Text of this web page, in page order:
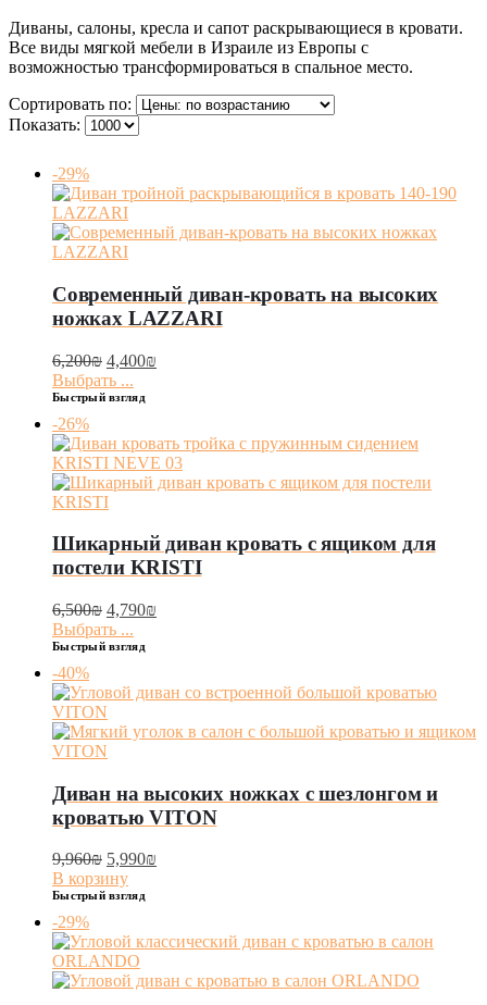
Диваны, салоны, кресла и сапот раскрывающиеся в кровати.
Все виды мягкой мебели в Израиле из Европы с
возможностью трансформироваться в спальное место.
Сортировать по:
Показать:
-29%
Современный диван-кровать на высоких
ножках LAZZARI
6,200₪ 4,400₪
Выбрать ...
Быстрый взгляд
-26%
Шикарный диван кровать с ящиком для
постели KRISTI
6,500₪ 4,790₪
Выбрать ...
Быстрый взгляд
-40%
Диван на высоких ножках с шезлонгом и
кроватью VITON
9,960₪ 5,990₪
В корзину
Быстрый взгляд
-29%